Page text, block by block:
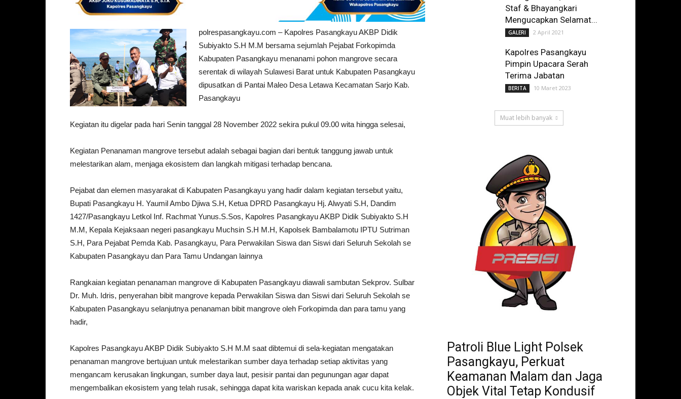
polrespasangkayu.com – Kapolres Pasangkayu AKBP Didik
Subiyakto S.H M.M bersama sejumlah Pejabat Forkopimda
Kabupaten Pasangkayu menanami pohon mangrove secara
serentak di wilayah Sulawesi Barat untuk Kabupaten Pasangkayu
dipusatkan di Pantai Maleo Desa Letawa Kecamatan Sarjo Kab.
Pasangkayu
Kegiatan itu digelar pada hari Senin tanggal 28 November 2022 sekira pukul 09.00 wita hingga selesai,
Kegiatan Penanaman mangrove tersebut adalah sebagai bagian dari bentuk tanggung jawab untuk
melestarikan alam, menjaga ekosistem dan langkah mitigasi terhadap bencana.
Pejabat dan elemen masyarakat di Kabupaten Pasangkayu yang hadir dalam kegiatan tersebut yaitu,
Bupati Pasangkayu H. Yaumil Ambo Djiwa S.H, Ketua DPRD Pasangkayu Hj. Alwyati S.H, Dandim
1427/Pasangkayu Letkol Inf. Rachmat Yunus.S.Sos, Kapolres Pasangkayu AKBP Didik Subiyakto S.H
M.M, Kepala Kejaksaan negeri pasangkayu Muchsin S.H M.H, Kapolsek Bambalamotu IPTU Sutriman
S.H, Para Pejabat Pemda Kab. Pasangkayu, Para Perwakilan Siswa dan Siswi dari Seluruh Sekolah se
Kabupaten Pasangkayu dan Para Tamu Undangan lainnya
Rangkaian kegiatan penanaman mangrove di Kabupaten Pasangkayu diawali sambutan Sekprov. Sulbar
Dr. Muh. Idris, penyerahan bibit mangrove kepada Perwakilan Siswa dan Siswi dari Seluruh Sekolah se
Kabupaten Pasangkayu selanjutnya penanaman bibit mangrove oleh Forkopimda dan para tamu yang
hadir,
Kapolres Pasangkayu AKBP Didik Subiyakto S.H M.M saat dibtemui di sela-kegiatan mengatakan
penanaman mangrove bertujuan untuk melestarikan sumber daya terhadap setiap aktivitas yang
mengancam kerusakan lingkungan, sumber daya laut, pesisir pantai dan pegunungan agar dapat
mengembalikan ekosistem yang telah rusak, sehingga dapat kita wariskan kepada anak cucu kita kelak.
Staf & Bhayangkari
Mengucapkan Selamat...
GALERI 2 April 2021
Kapolres Pasangkayu
Pimpin Upacara Serah
Terima Jabatan
BERITA 10 Maret 2023
Muat lebih banyak
Patroli Blue Light Polsek
Pasangkayu, Perkuat
Keamanan Malam dan Jaga
Objek Vital Tetap Kondusif